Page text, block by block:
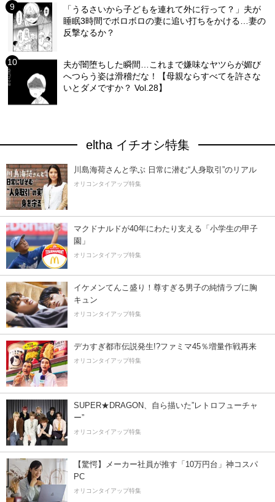
「うるさいから子どもを連れて外に行って？」夫が
睡眠3時間でボロボロの妻に追い打ちをかける…妻の
反撃なるか？
夫が闇堕ちした瞬間…これまで嫌味なヤツらが媚び
へつらう姿は滑稽だな！【母親ならすべてを許さな
いとダメですか？ Vol.28】
eltha イチオシ特集
川島海荷さんと学ぶ 日常に潜む“人身取引”のリアル
オリコンタイアップ特集
マクドナルドが40年にわたり支える「小学生の甲子
園」
オリコンタイアップ特集
イケメンてんこ盛り！尊すぎる男子の純情ラブに胸
キュン
オリコンタイアップ特集
デカすぎ都市伝説発生!?ファミマ45％増量作戦再来
オリコンタイアップ特集
SUPER★DRAGON、自ら描いた”レトロフューチャ
ー”
オリコンタイアップ特集
【驚愕】メーカー社員が推す「10万円台」神コスパ
PC
オリコンタイアップ特集